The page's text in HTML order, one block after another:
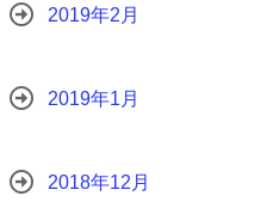
2019年2月
2019年1月
2018年12月